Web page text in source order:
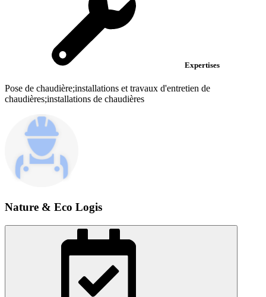
Expertises
Pose de chaudière;installations et travaux d'entretien de
chaudières;installations de chaudières
Nature & Eco Logis